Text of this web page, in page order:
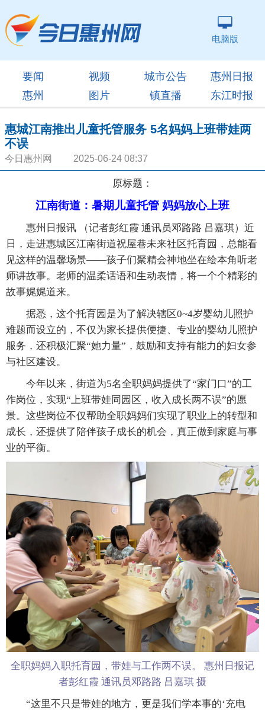
电脑版
要闻 视频 城市公告
惠州日报
惠州
图片 镇直播 东江时报
惠城江南推出儿童托管服务 5名妈妈上班带娃两
不误
今日惠州网 2025-06-24 08:37
原标题：
江南街道：暑期儿童托管 妈妈放心上班
惠州日报讯 （记者彭红霞 通讯员邓路路 吕嘉琪）近
日，走进惠城区江南街道祝屋巷未来社区托育园，总能看
见这样的温馨场景——孩子们聚精会神地坐在绘本角听老
师讲故事。老师的温柔话语和生动表情，将一个个精彩的
故事娓娓道来。
据悉，这个托育园是为了解决辖区0~4岁婴幼儿照护
难题而设立的，不仅为家长提供便捷、专业的婴幼儿照护
服务，还积极汇聚“她力量”，鼓励和支持有能力的妇女参
与社区建设。
今年以来，街道为5名全职妈妈提供了“家门口”的工
作岗位，实现“上班带娃同园区，收入成长两不误”的愿
景。这些岗位不仅帮助全职妈妈们实现了职业上的转型和
成长，还提供了陪伴孩子成长的机会，真正做到家庭与事
业的平衡。
全职妈妈入职托育园，带娃与工作两不误。 惠州日报记
者彭红霞 通讯员邓路路 吕嘉琪 摄
“这里不只是带娃的地方，更是我们学本事的‘充电